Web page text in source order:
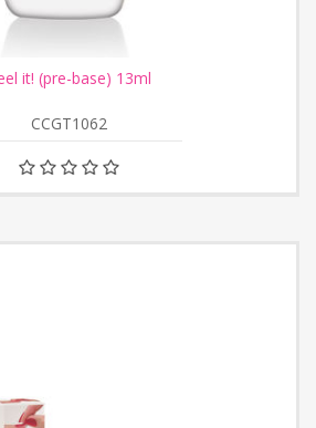
it! (pre-base) 13ml
CCGT1062